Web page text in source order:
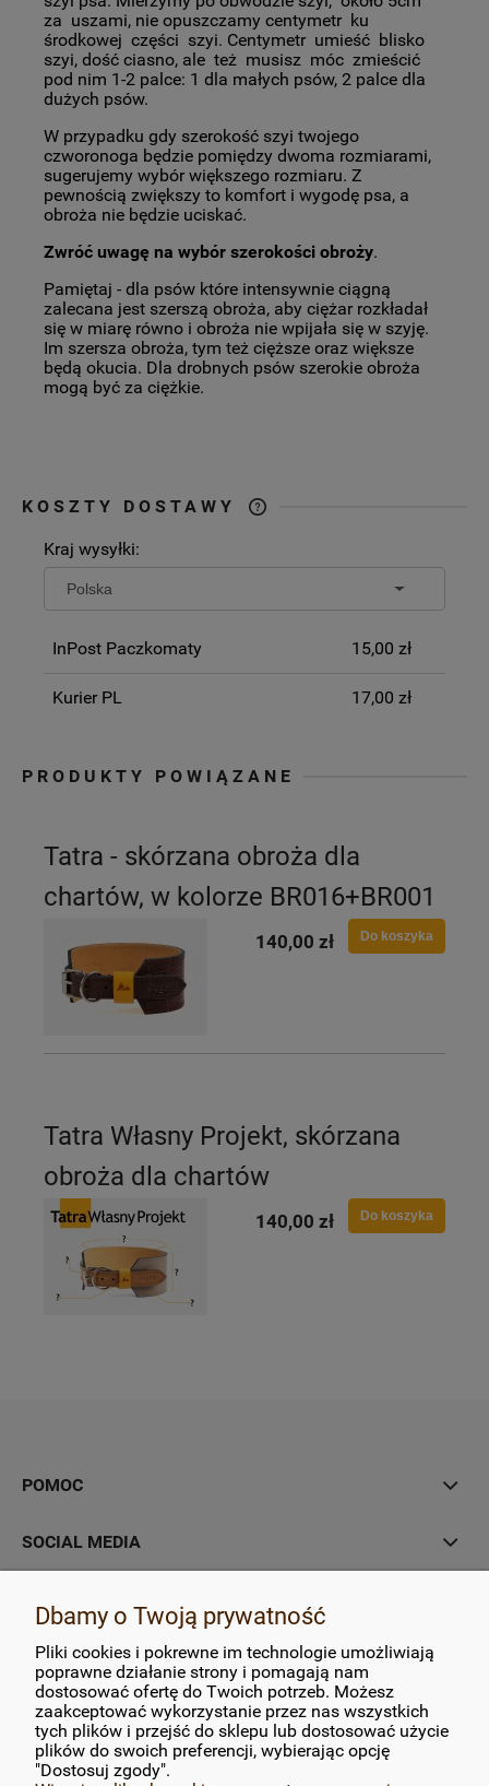
za uszami, nie opuszczamy centymetr ku
środkowej części szyi. Centymetr umieść blisko
szyi, dość ciasno, ale też musisz móc zmieścić
pod nim 1-2 palce: 1 dla małych psów, 2 palce dla
dużych psów.
W przypadku gdy szerokość szyi twojego
czworonoga będzie pomiędzy dwoma rozmiarami,
sugerujemy wybór większego rozmiaru. Z
pewnością zwiększy to komfort i wygodę psa, a
obroża nie będzie uciskać.
Zwróć uwagę na wybór szerokości obroży.
Pamiętaj - dla psów które intensywnie ciągną
zalecana jest szerszą obroża, aby ciężar rozkładał
się w miarę równo i obroża nie wpijała się w szyję.
Im szersza obroża, tym też cięższe oraz większe
będą okucia. Dla drobnych psów szerokie obroża
mogą być za ciężkie.
KOSZTY DOSTAWY
KOSZTÓW PŁATNOŚCI
Kraj wysyłki:
InPost Paczkomaty 15,00 zł
Kurier PL 17,00 zł
PRODUKTY POWIĄZANE
Tatra - skórzana obroża dla
chartów, w kolorze BR016+BR001
140,00 zł Do koszyka
Tatra Własny Projekt, skórzana
obroża dla chartów
140,00 zł Do koszyka
POMOC
SOCIAL MEDIA
PŁATNOŚCI I DOSTAWA
INFORMACJE
O NAS
Dbamy o Twoją prywatność
Pliki cookies i pokrewne im technologie umożliwiają
poprawne działanie strony i pomagają nam
dostosować ofertę do Twoich potrzeb. Możesz
zaakceptować wykorzystanie przez nas wszystkich
tych plików i przejść do sklepu lub dostosować użycie
plików do swoich preferencji, wybierając opcję
"Dostosuj zgody".